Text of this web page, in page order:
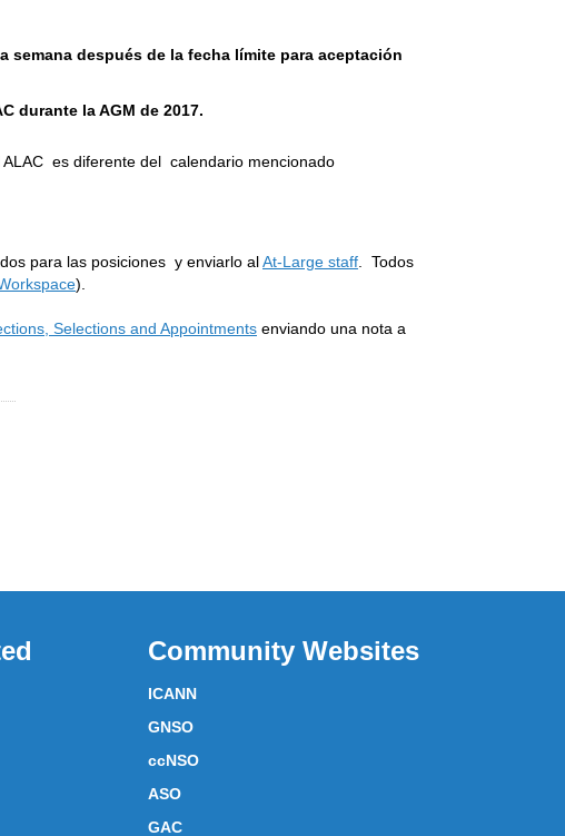
semana después de la fecha límite para aceptación
durante la AGM de 2017.
es diferente del calendario mencionado
para las posiciones y enviarlo alAt-Large staff . Todos
).
Selections and Appointments enviando una nota a
Community Websites
ICANN
GNSO
ccNSO
ASO
GAC